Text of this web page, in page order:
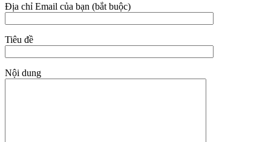
Địa chỉ Email của bạn (bắt buộc)
Tiêu đề
Nội dung